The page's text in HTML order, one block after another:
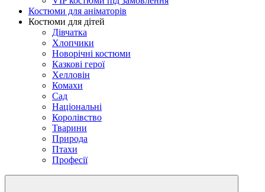
Костюми для аніматорів
Костюми для дітей
Дівчатка
Хлопчики
Новорічні костюми
Казкові герої
Хелловін
Комахи
Сад
Національні
Королівство
Тварини
Природа
Птахи
Професії